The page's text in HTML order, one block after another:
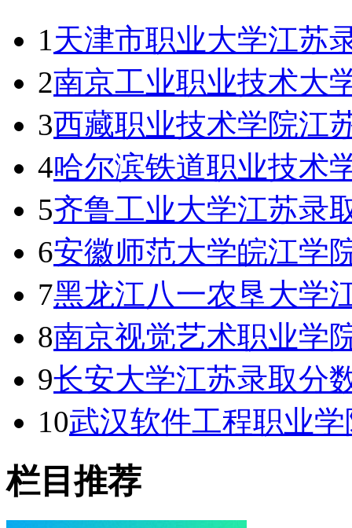
1天津市职业大学江苏
2南京工业职业技术大
3西藏职业技术学院江
4哈尔滨铁道职业技术
5齐鲁工业大学江苏录
6安徽师范大学皖江学
7黑龙江八一农垦大学
8南京视觉艺术职业学
9长安大学江苏录取分
10武汉软件工程职业
栏目推荐